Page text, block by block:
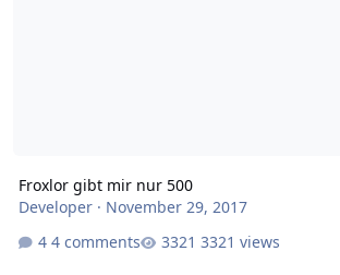
Froxlor gibt mir nur 500
Developer· November 29, 2017
4 comments
3321 views